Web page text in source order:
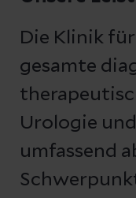
Die Klinik
gesamte
Urologie
umfassend